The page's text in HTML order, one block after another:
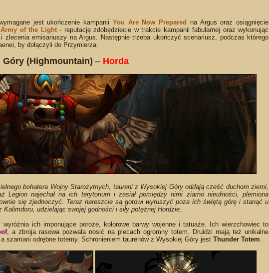
jest ukończenie kampanii You Are Now Prepared na Argus oraz osiągnięcie
Army of the Light- reputację zdobędziecie w trakcie kampanii fabularnej oraz wykonując
zlecenia emisariuszy na Argus. Następnie trzeba ukończyć scenariusz, podczas którego
by dołączyli do Przymierza.
(Highmountain) – Horda
bohatera Wojny Starożytnych, taureni z Wysokiej Góry oddają cześć duchom ziemi,
Legion najechał na ich terytorium i zasiał pomiędzy nimi ziarno nieufności, plemiona
się zjednoczyć. Teraz nareszcie są gotowi wyruszyć poza ich świętą górę i stanąć u
udzielając swojej godności i siły potężnej Hordzie.
wyróżnia ich imponujące poroże, kolorowe barwy wojenne i tatuaże. Ich wierzchowiec to
, a zbroja rasowa pozwala nosić na plecach ogromny totem. Druidzi mają też unikalne
szamani odrębne totemy. Schronieniem taurenów z Wysokiej Góry jest Thunder Totem